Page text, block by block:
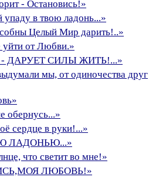
- Остановись!»
упаду в твою ладонь...»
Целый Мир дарить!..»
уйти от Любви.»
- ДАРУЕТ СИЛЫ ЖИТЬ!...»
мы, от одиночества друг
обернусь...»
сердце в руки!...»
ЛАДОНЬЮ...»
что светит во мне!»
ЛЮБОВЬ!»